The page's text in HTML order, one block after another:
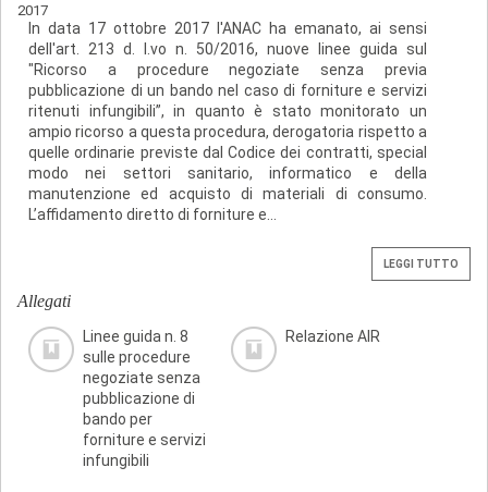
2017
In data 17 ottobre 2017 l'ANAC ha emanato, ai sensi
dell'art. 213 d. l.vo n. 50/2016, nuove linee guida sul
"Ricorso a procedure negoziate senza previa
pubblicazione di un bando nel caso di forniture e servizi
ritenuti infungibili”, in quanto è stato monitorato un
ampio ricorso a questa procedura, derogatoria rispetto a
quelle ordinarie previste dal Codice dei contratti, special
modo nei settori sanitario, informatico e della
manutenzione ed acquisto di materiali di consumo.
L’affidamento diretto di forniture e...
LEGGI TUTTO
Allegati
Linee guida n. 8
sulle procedure
negoziate senza
pubblicazione di
bando per
forniture e servizi
infungibili
Relazione AIR